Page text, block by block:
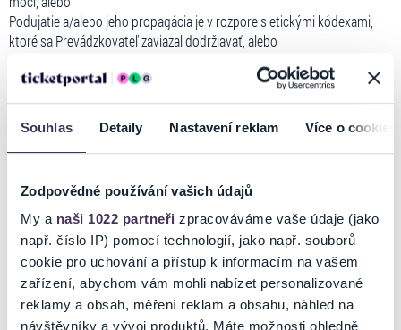
Souhlas Detaily Nastavení reklam Více o cookies
Zodpovědné používání vašich údajů
My a naši 1022 partneři zpracováváme vaše údaje (jako
např. číslo IP) pomocí technologií, jako např. souborů
cookie pro uchování a přístup k informacím na vašem
zařízení, abychom vám mohli nabízet personalizované
reklamy a obsah, měření reklam a obsahu, náhled na
návštěvníky a vývoj produktů. Máte možnosti ohledně
Podujatie a/alebo jeho propagácia je v rozpore s etickými kódexami,
ktoré sa Prevádzkovateľ zaviazal dodržiavať, alebo
práv a oprávnených záujmov akýchkoľvek osôb vrátane
Prevádzkovateľa a s ním prepojených osôb, ich zamestnancov, ich
štatutárnych zástupcov a členov ich orgánov, alebo
Podujatie a/alebo jeho propagácia zasahuje alebo môže zasahovať do
práv alebo právom chránených záujmov akýchkoľvek tretích osôb,
Podujatie a/alebo jeho propagácia ohrozuje alebo poškodzuje dobrú
povesť alebo meno spoločnosti Prevádzkovateľa alebo s ním
prepojených osôb, alebo
Podujatie a/alebo jeho propagácia obsahuje reklamu alebo obchodné
informácie tretích osôb, ktorá nie je podstatou ponúkaného Podujatia,
a priamo nesúvisí s ponúkaným Podujatím, alebo
Podujatie a/alebo jeho propagácia obsahuje reklamu alebo obchodné